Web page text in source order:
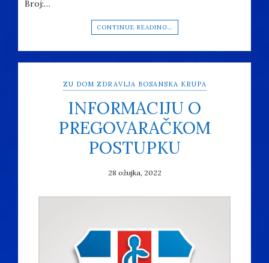
Broj:…
CONTINUE READING…
ZU DOM ZDRAVLJA BOSANSKA KRUPA
INFORMACIJU O
PREGOVARAČKOM
POSTUPKU
28 ožujka, 2022